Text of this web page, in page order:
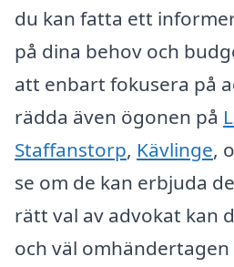
du kan fatta ett
på dina behov och
att enbart fokusera på
rädda även ögonen på
Staffanstorp, Kävlinge,
se om de kan erbjuda
rätt val av advokat kan
och väl